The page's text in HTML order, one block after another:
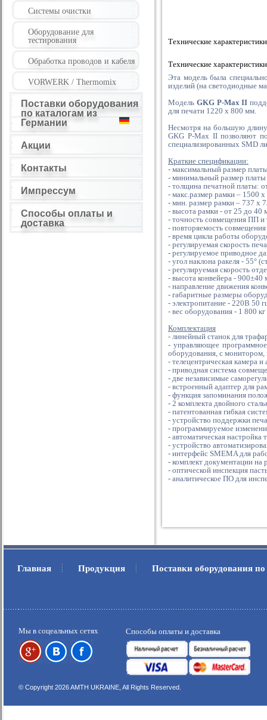
Системы очистки
Оборудование для
тестирования
Обработка проводов и кабеля
VORWERK / Thermomix
Поставки оборудования
по каталогам из
Германии
Акции
Контакты
Импрессум
Способы оплаты и
доставка
Технические
Технические
Эта модель была
изделий (на светодиодные
Модель GKG P-Max II
для печати 1220 х 800 мм.
Несмотря на большую
GKG P-Max II позволяют
специализированных SMD
Краткие спецификации:
- максимальный размер
- минимальный размер
- толщина печатной платы:
- макс.размер рамки – 1500
- мин. размер рамки – 737 х
- высота рамки - от 25 до 40
- точность совмещения ПП и
- повторяемость
- время цикла работы
- регулируемая скорость
- регулируемое приводное
- угол наклона ракеля - 55°
- регулируемая скорость
- высота конвейера - 900±40
- направление движения
- габаритные размеры
- электропитание - 220В 50
- вес оборудования - 1 800 кг
Комплектация
- линейный станок для
- управляющее
оборудования, с монитором,
- телецентрическая камера и
- приводная система
- две независимые
- встроенный адаптер для
- функция запоминания
- 2 комплекта двойного
- патентованная гибкая
- устройство поддержки
- программируемое
- автоматическая
- устройство
- интерфейс SMEMA для
- комплект документации на
- оптической инспекция
- аналитическое ПО для
Главная . Продукция . Поставки оборудования
Мы в соцеальных сетях Способы оплаты и доставка
© Copyright 2026 AMTH UKRAINE, All Rights Reserved.